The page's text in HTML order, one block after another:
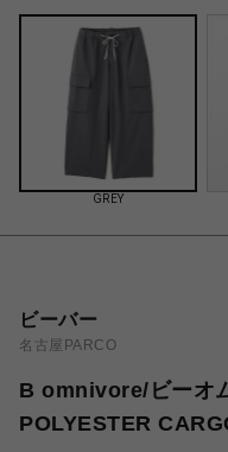
GREY
ビーバー
名古屋PARCO
B omnivore/ビーオ
POLYESTER